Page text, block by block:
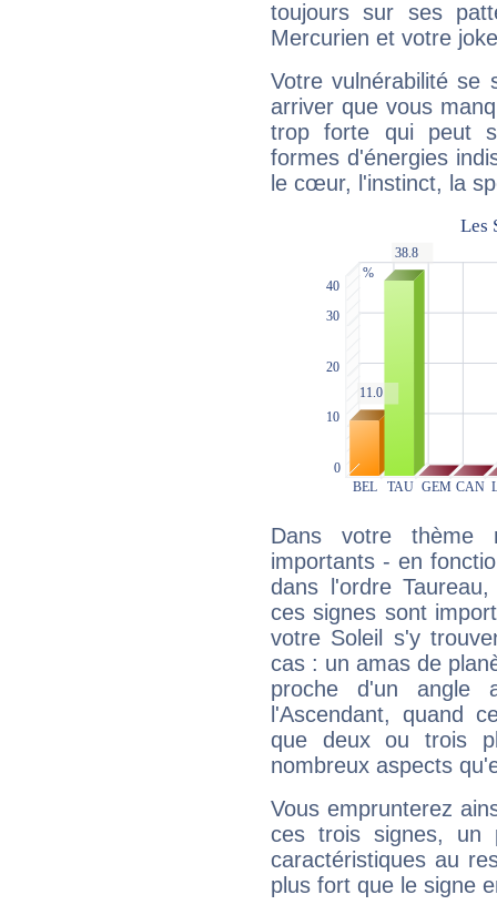
toujours sur ses
Mercurien et votre
Votre vulnérabilité se
arriver que vous
trop forte qui peut
formes d'énergies
le cœur, l'instinct, la
Dans votre thème
importants - en
dans l'ordre
ces signes sont
votre Soleil s'y
cas : un amas de
proche d'un
l'Ascendant, quand
que deux ou trois
nombreux aspects
Vous emprunterez
ces trois signes, un
caractéristiques au
plus fort que le signe